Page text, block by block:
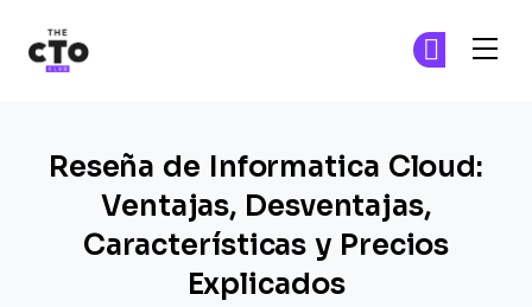
Reseña de Informatica Cloud:
Ventajas, Desventajas,
Características y Precios
Explicados